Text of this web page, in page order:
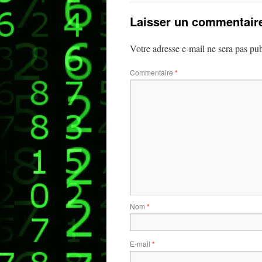
Laisser un
Votre adresse e-mail ne sera pas
Commentaire *
Nom *
E-mail *